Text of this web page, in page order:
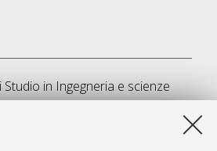
in Ingegneria e scienze
il